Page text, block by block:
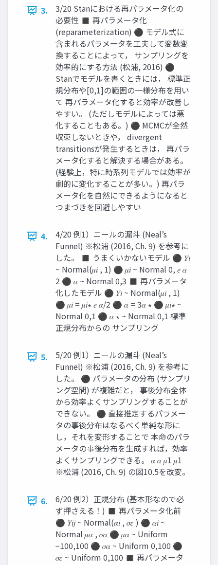
3.
3/20 Stanにおける再パラメータ化の
必要性 ◼ 再パラメータ化
(reparameterization) ⚫ モデル式に
含まれるパラメータを工夫して変数変
換することによって， サンプリングを
効率的にする方法 (松浦, 2016) ⚫
Stanでモデルを書くときには， 標準正
規分布や[0,1]の範囲の一様分布を用い
て 再パラメータ化すると効率が改善し
やすい。 (ただしモデルによっては悪
化することもある。) ⚫ MCMCが全然
収束しないときや， divergent
transitionsが発生するときは， 再パラ
メータ化すると解決する場合がある。
(経験上，特に時系列モデルでは効率が
劇的に変化することが多い。) 再パラ
メータ化を自然にできるようになると
つまづきを回避しやすい
4.
4/20 例1）ニールの漏斗 (Neal’s
Funnel) ※松浦 (2016, Ch. 9) を参考に
した。 ◼ うまくいかないモデル ⚫ 𝑌𝑖
~ Normal(𝜇𝑖 , 1) ⚫ 𝜇𝑖 ~ Normal 0, 𝑒 𝛼
2 ⚫ 𝛼 ~ Normal 0,3 ◼ 再パラメータ
化したモデル ⚫ 𝑌𝑖 ~ Normal(𝜇𝑖 , 1)
⚫ 𝜇𝑖 = 𝜇𝑖∗ 𝑒 𝛼/2 ⚫ 𝛼 = 3𝛼 ∗ ⚫ 𝜇𝑖∗ ~
Normal 0,1 ⚫ 𝛼 ∗ ~ Normal 0,1 標準
正規分布からの サンプリング
5.
5/20 例1）ニールの漏斗 (Neal’s
Funnel) ※松浦 (2016, Ch. 9) を参考に
した。 ⚫ パラメータの分布 (サンプリ
ング空間) が複雑だと， 事後分布全体
から効率よくサンプリングすることが
できない。 ⚫ 直接推定するパラメー
タの事後分布はなるべく単純な形に
し，それを変形することで 本命のパラ
メータの事後分布を生成すれば，効率
よくサンプリングできる。 𝛼 𝛼 𝜇1 𝜇1
※松浦 (2016, Ch. 9) の図10.5を改変。
6.
6/20 例2）正規分布 (基本形なので必
ず押さえる！) ◼ 再パラメータ化前
⚫ 𝑌𝑖𝑗 ~ Normal(𝛼𝑖 , 𝜎𝜀 ) ⚫ 𝛼𝑖 ~
Normal 𝜇𝛼 , 𝜎𝛼 ⚫ 𝜇𝛼 ~ Uniform
−100,100 ⚫ 𝜎𝛼 ~ Uniform 0,100 ⚫
𝜎𝜀 ~ Uniform 0,100 ◼ 再パラメータ